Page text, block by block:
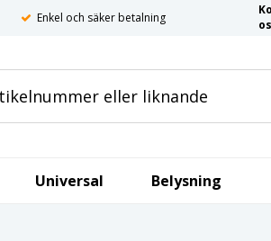
Enkel och säker betalning
Universal Belysning